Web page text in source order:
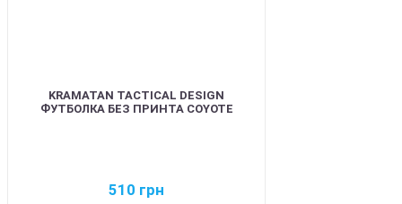
KRAMATAN TACTICAL DESIGN
ФУТБОЛКА БЕЗ ПРИНТА COYOTE
510 грн